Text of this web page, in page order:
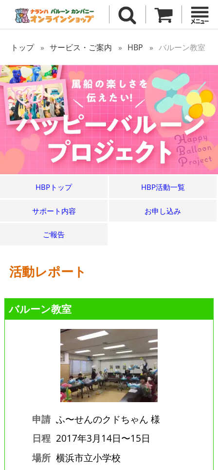
トップ サービス・ご案内 HBP バルーン教室
HBPトップ HBP活動一覧
サポート内容 お申し込み
ご報告
活動レポート
バルーン教室
申請 ふ〜せんのクドちゃん 様
日程 2017年3月14日〜15日
場所 横浜市立小学校